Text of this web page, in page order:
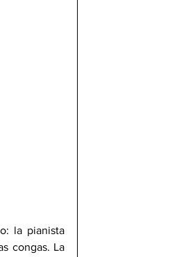
la pianista
congas. La